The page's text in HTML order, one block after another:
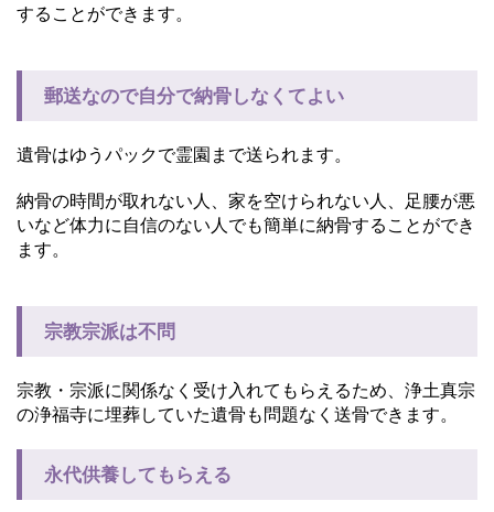
することができます。
郵送なので自分で納骨しなくてよい
遺骨はゆうパックで霊園まで送られます。
納骨の時間が取れない人、家を空けられない人、足腰が悪
いなど体力に自信のない人でも簡単に納骨することができ
ます。
宗教宗派は不問
宗教・宗派に関係なく受け入れてもらえるため、浄土真宗
の浄福寺に埋葬していた遺骨も問題なく送骨できます。
永代供養してもらえる